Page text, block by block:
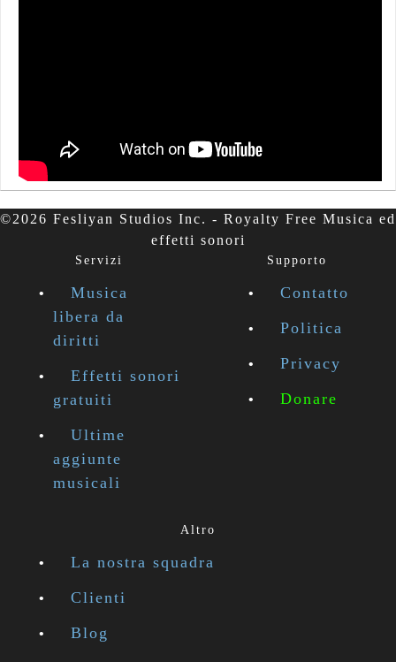
©2026 Fesliyan Studios Inc. - Royalty Free Musica ed
effetti sonori
Servizi
Musica
libera da
diritti
Effetti sonori
gratuiti
Ultime
aggiunte
musicali
Supporto
Contatto
Politica
Privacy
Donare
Altro
La nostra squadra
Clienti
Blog